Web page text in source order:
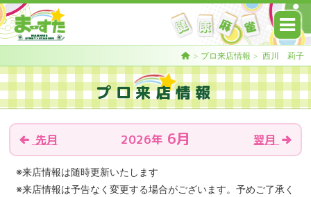
> プロ来店情報 > 西川 莉子
プロ来店情報
先月 2026年 6月 翌月
※来店情報は随時更新いたします
※来店情報は予告なく変更する場合がございます。予めご了承く